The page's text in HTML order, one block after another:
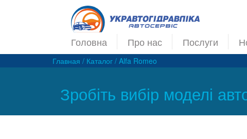
Головна Про нас Послуги
Главная / Каталог / Alfa Romeo
Зробіть вибір моделі